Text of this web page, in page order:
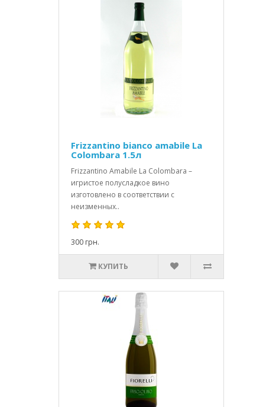
Frizzantino bianco amabile La
Colombara 1.5л
Frizzantino Amabile La Colombara –
игристое полусладкое вино
изготовлено в соответствии с
неизменных..
300 грн.
КУПИТЬ